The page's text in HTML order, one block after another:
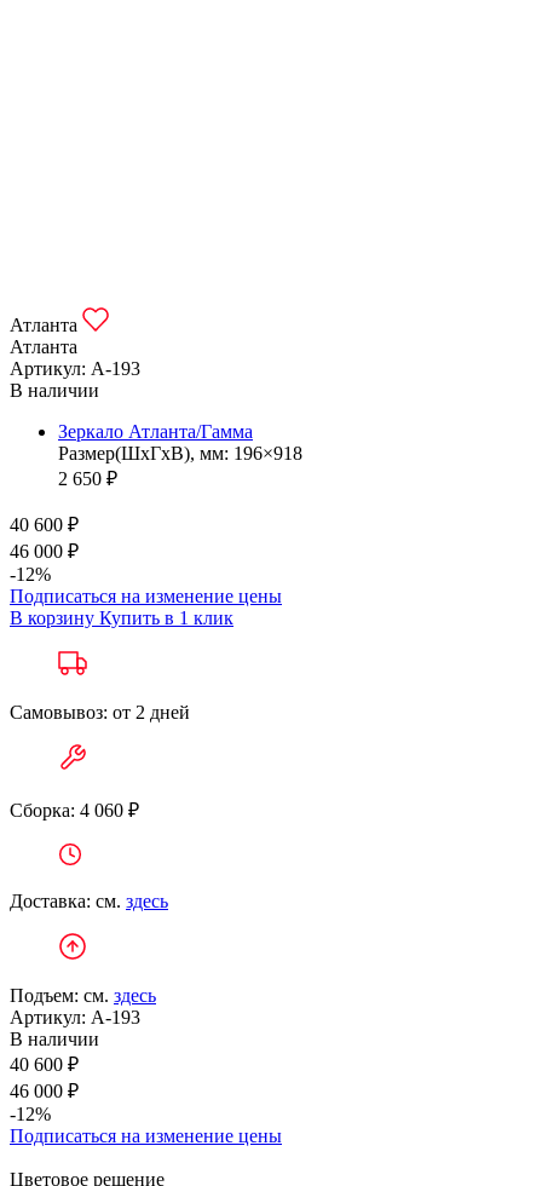
Атланта
Атланта
Артикул: А-193
В наличии
Зеркало Атланта/Гамма
Размер(ШхГхВ), мм: 196×918
2 650 ₽
40 600 ₽
46 000 ₽
-12%
Подписаться на изменение цены
В корзину Купить в 1 клик
Самовывоз: от 2 дней
Сборка: 4 060 ₽
Доставка: см. здесь
Подъем: см. здесь
Артикул: А-193
В наличии
40 600 ₽
46 000 ₽
-12%
Подписаться на изменение цены
Цветовое решение